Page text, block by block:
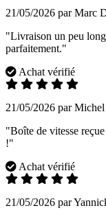
21/05/2026 par Marc
"Livraison un peu
parfaitement."
Achat vérifié
21/05/2026 par Michel
"Boîte de vitesse
!"
Achat vérifié
21/05/2026 par